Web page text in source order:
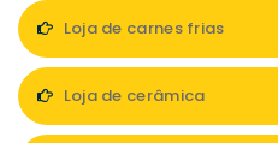
Loja de carnes frias
Loja de cerâmica